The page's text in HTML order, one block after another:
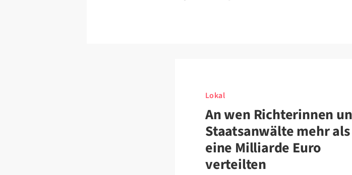
Lokal
An wen Richterinnen
Staatsanwälte mehr als
eine Milliarde Euro
verteilten